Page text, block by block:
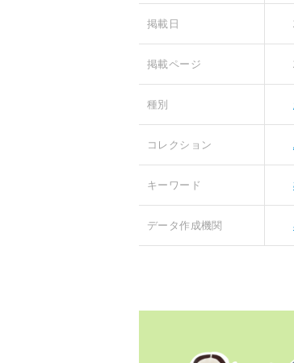
掲載日
掲載ページ
種別
コレクション
キーワード
データ作成機関